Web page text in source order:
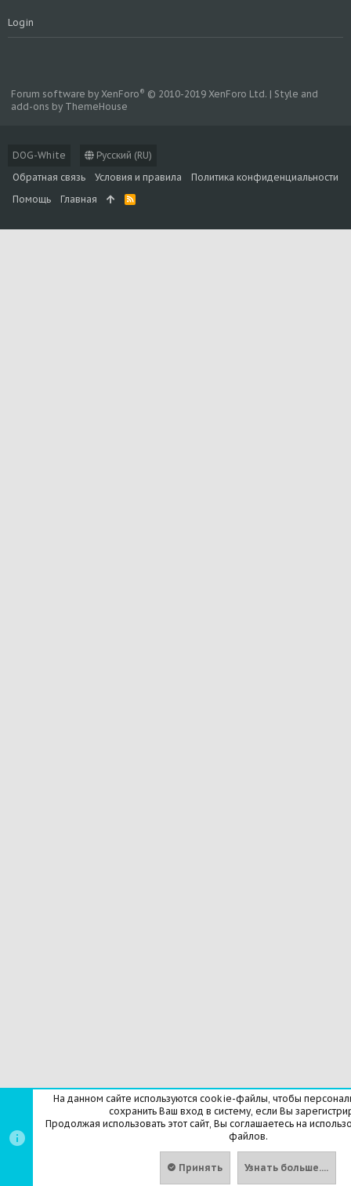
Login
DOG-White
Русский (RU)
Обратная связь
Условия и правила
Политика конфиденциальности
Помощь
Главная
R
S
Forum software by XenForo® © 2010-2019 XenForo Ltd. | Style and
add-ons by ThemeHouse
На данном сайте используются cookie-файлы, чтобы
сохранить Ваш вход в систему, если Вы
Продолжая использовать этот сайт, Вы соглашаетесь на
файлов.
Принять Узнать больше....